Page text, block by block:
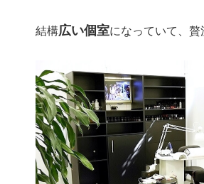
結構広い個室になっていて、贅